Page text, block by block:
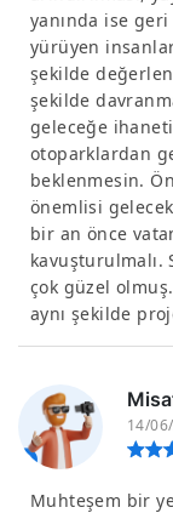
yanında ise
yürüyen
şekilde
şekilde
geleceğe
otoparklardan
beklenmesin.
önemlisi
bir an önce
kavuşturulmalı.
çok güzel
aynı şekilde
14/
Muhteşem bir